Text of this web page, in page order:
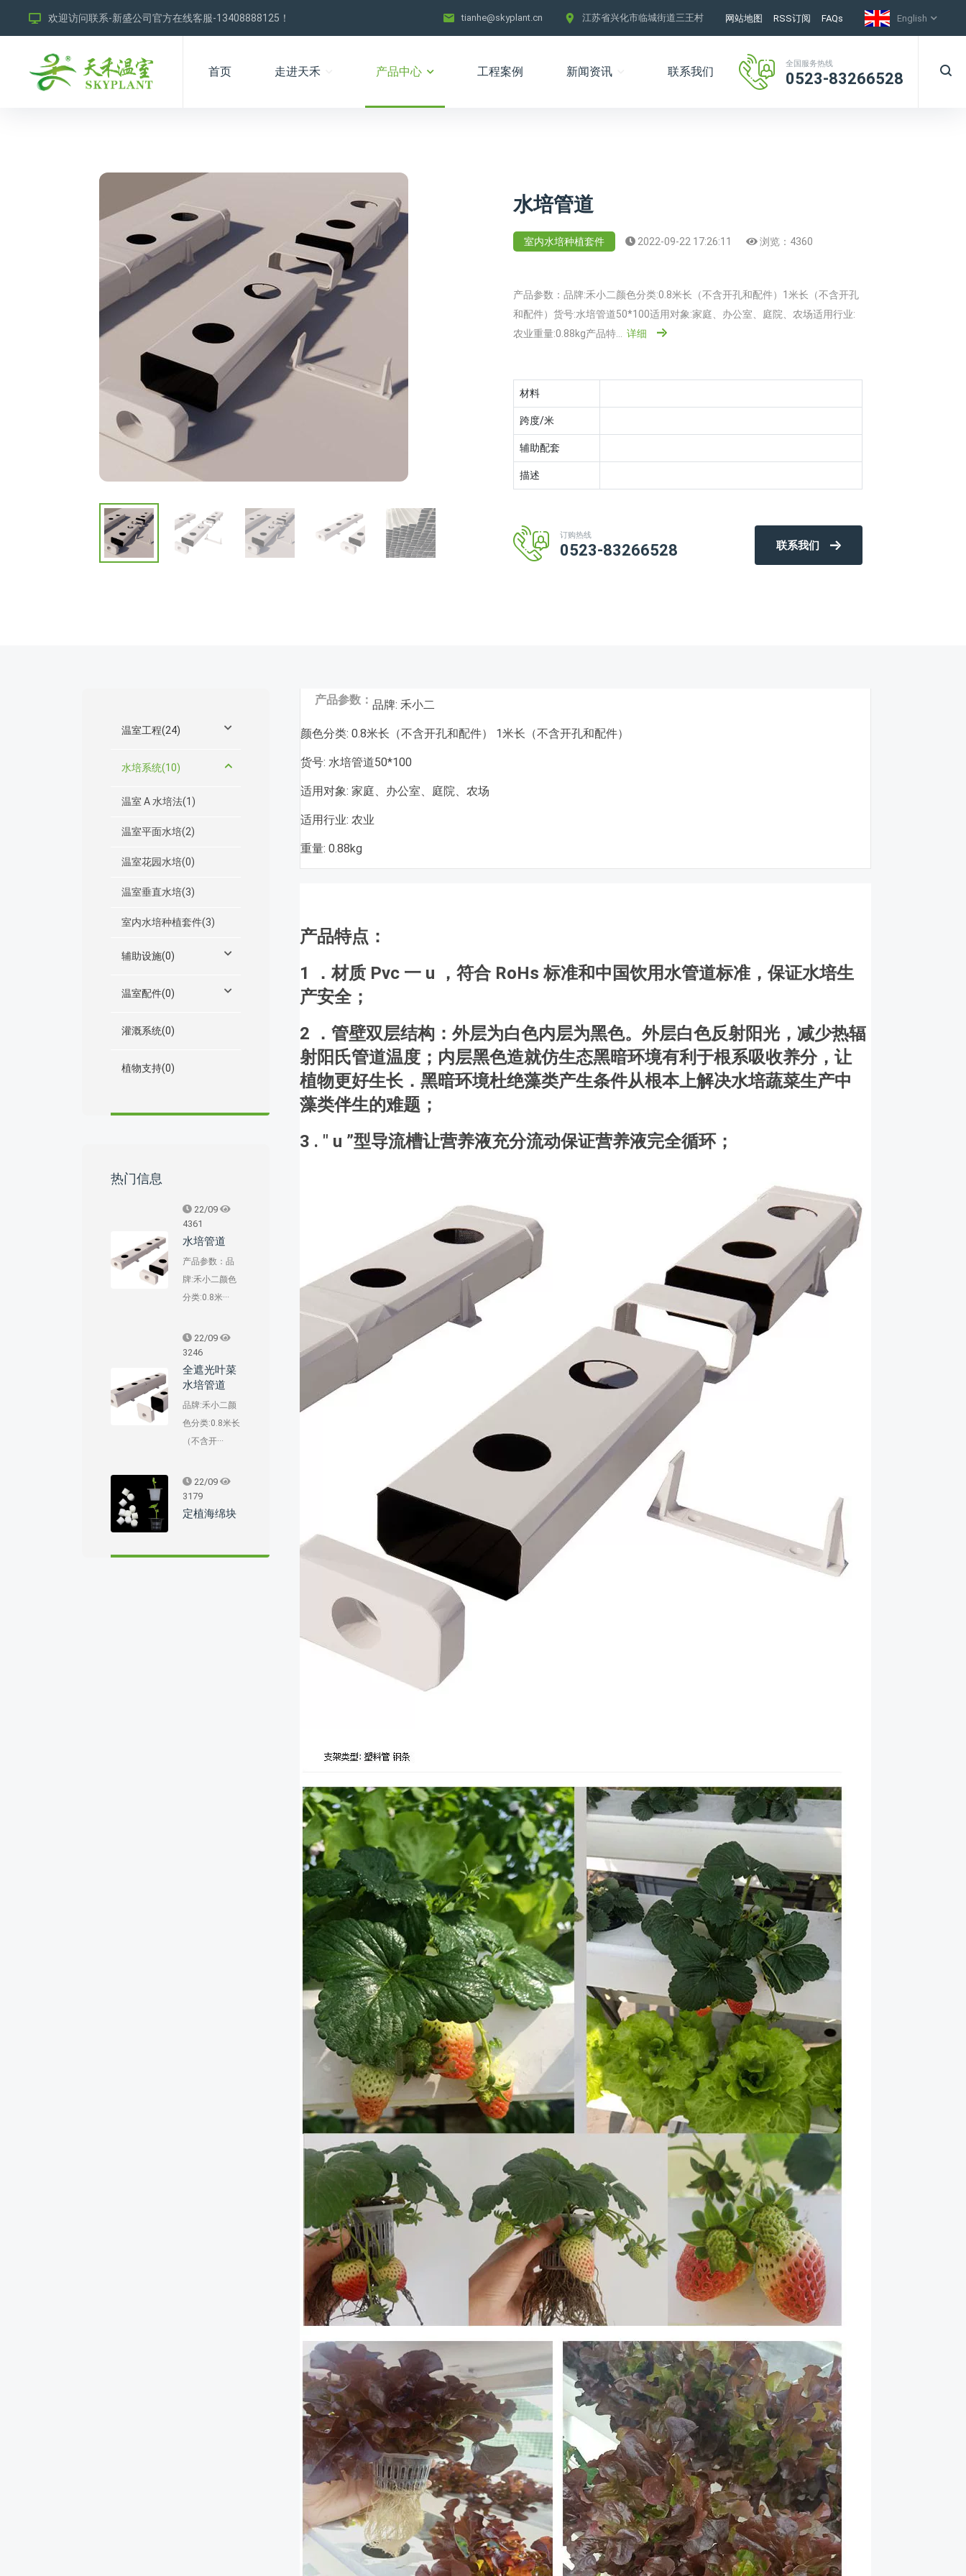
欢迎访问联系-新盛公司官方在线客服-13408888125！ tianhe@skyplant.cn 江苏省兴化市临城街道三王村 网站地图 RSS订阅 FAQs English
首页 走进天禾 产品中心 工程案例 新闻资讯 联系我们
全国服务热线
0523-83266528
水培管道
室内水培种植套件 2022-09-22 17:26:11 浏览： 4360
产品参数：品牌:禾小二颜色分类:0.8米长（不含开孔和配件）1米长（不含开孔
和配件）货号:水培管道50*100适用对象:家庭、办公室、庭院、农场适用行业:
农业重量:0.88kg产品特... 详细
材料
跨度/米
辅助配套
描述
订购热线
0523-83266528 联系我们
温室工程(24)
水培系统(10)
温室 A 水培法(1)
温室平面水培(2)
温室花园水培(0)
温室垂直水培(3)
室内水培种植套件(3)
辅助设施(0)
温室配件(0)
灌溉系统(0)
植物支持(0)
热门信息
22/09
4361
水培管道
产品参数：品
牌:禾小二颜色
分类:0.8米···
22/09
3246
全遮光叶菜
水培管道
品牌:禾小二颜
色分类:0.8米长
（不含开···
22/09
3179
定植海绵块
产品参数： 品牌: 禾小二
颜色分类: 0.8米长（不含开孔和配件） 1米长（不含开孔和配件）
货号: 水培管道50*100
适用对象: 家庭、办公室、庭院、农场
适用行业: 农业
重量: 0.88kg
产品特点：
1 ．材质 Pvc 一 u ，符合 RoHs 标准和中国饮用水管道标准，保证水培生
产安全；
2 ．管壁双层结构：外层为白色内层为黑色。外层白色反射阳光，减少热辐
射阳氏管道温度；内层黑色造就仿生态黑暗环境有利于根系吸收养分，让
植物更好生长．黑暗环境杜绝藻类产生条件从根本上解决水培蔬菜生产中
藻类伴生的难题；
3 . " u ”型导流槽让营养液充分流动保证营养液完全循环；